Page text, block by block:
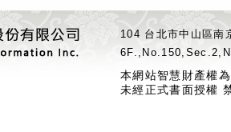
104 台北市中山區
本網站智慧財產權
未經正式書面授權